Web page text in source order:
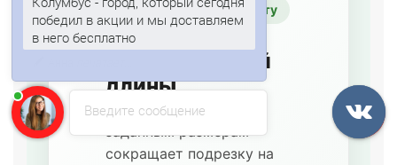
Изготовление по проекту
Панели
нестандартной
длины
Изготовление по
заданным размерам
сокращает подрезку на
Введите сообщение
Колумбус - город, который сегодня
победил в акции и мы доставляем
в него бесплатно